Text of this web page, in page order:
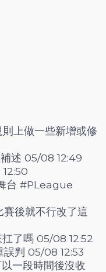
上做一些新增或修
述 05/08 12:49
台 #PLeague
後就不行改了這
了嗎 05/08 12:52
判 05/08 12:53
一段時間後沒收